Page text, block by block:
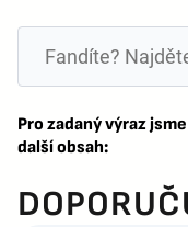
Pro zadaný výraz
další obsah: